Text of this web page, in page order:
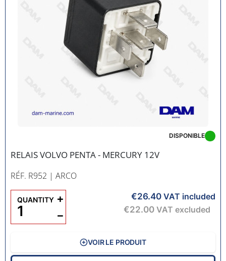
RELAIS VOLVO PENTA - MERCURY 12V
RÉF. R952 | ARCO
DISPONIBLE
€26.40 VAT included
€22.00 VAT excluded
QUANTITY
−
+
VOIR LE PRODUIT